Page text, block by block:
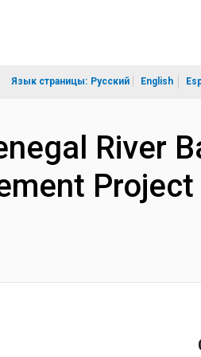
Язык страницы: Русский English
River